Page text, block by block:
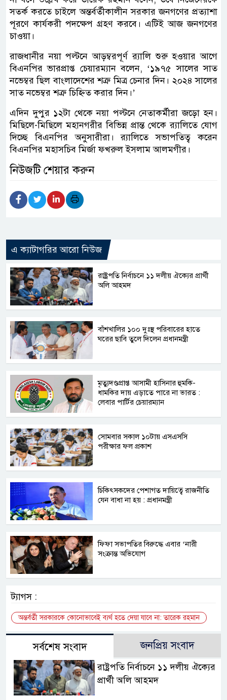
সতর্ক করতে চাইলে অন্তর্বর্তীকালীন সরকার জনগণের প্রত্যাশা
পূরণে কার্যকরী পদক্ষেপ গ্রহণ করবে। এটিই আজ জনগণের
চাওয়া।
রাজধানীর নয়া পল্টনে আড়ম্বরপূর্ণ র‌্যালি শুরু হওয়ার আগে
বিএনপির ভারপ্রাপ্ত চেয়ারম্যান বলেন, ‘১৯৭৫ সালের সাত
নভেম্বর ছিল বাংলাদেশের শত্রু মিত্র চেনার দিন। ২০২৪ সালের
সাত নভেম্বর শত্রু চিহ্নিত করার দিন।’
এদিন দুপুর ১২টা থেকে নয়া পল্টনে নেতাকর্মীরা জড়ো হন।
মিছিলে-মিছিলে মহানগরীর বিভিন্ন প্রান্ত থেকে র‌্যালিতে যোগ
দিচ্ছে বিএনপির অনুসারীরা। র‌্যালিতে সভাপতিত্ব করেন
বিএনপির মহাসচিব মির্জা ফখরুল ইসলাম আলমগীর।
নিউজটি শেয়ার করুন
এ ক্যাটাগরির আরো নিউজ
রাষ্ট্রপতি নির্বাচনে ১১ দলীয় ঐক্যের প্রার্থী
অলি আহমদ
বাঁশখালির ১০০ দুঃস্থ পরিবারের হাতে
ঘরের ছাবি তুলে দিলেন প্রধানমন্ত্রী
মৃত্যুদণ্ডপ্রাপ্ত আসামী হাসিনার হুমকি-
ধামকির দায় এড়াতে পারে না ভারত :
লেবার পার্টির চেয়ারম্যান
সোমবার সকাল ১০টায় এসএসসি
পরীক্ষার ফল প্রকাশ
চিকিৎসকদের পেশাগত দায়িত্বে রাজনীতি
যেন বাধা না হয় : প্রধানমন্ত্রী
ফিফা সভাপতির বিরুদ্ধে এবার ‘নারী
সংক্রান্ত অভিযোগ
ট্যাগস :
অন্তর্বর্তী সরকারকে কোনোভাবেই ব্যর্থ হতে দেয়া যাবে না: তারেক রহমান
সর্বশেষ সংবাদ জনপ্রিয় সংবাদ
রাষ্ট্রপতি নির্বাচনে ১১ দলীয় ঐক্যের
প্রার্থী অলি আহমদ